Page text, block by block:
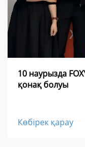
10 наурызда
қонақ болуы
Көбірек қарау